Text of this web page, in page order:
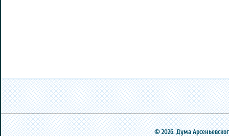
© 2026. Дума